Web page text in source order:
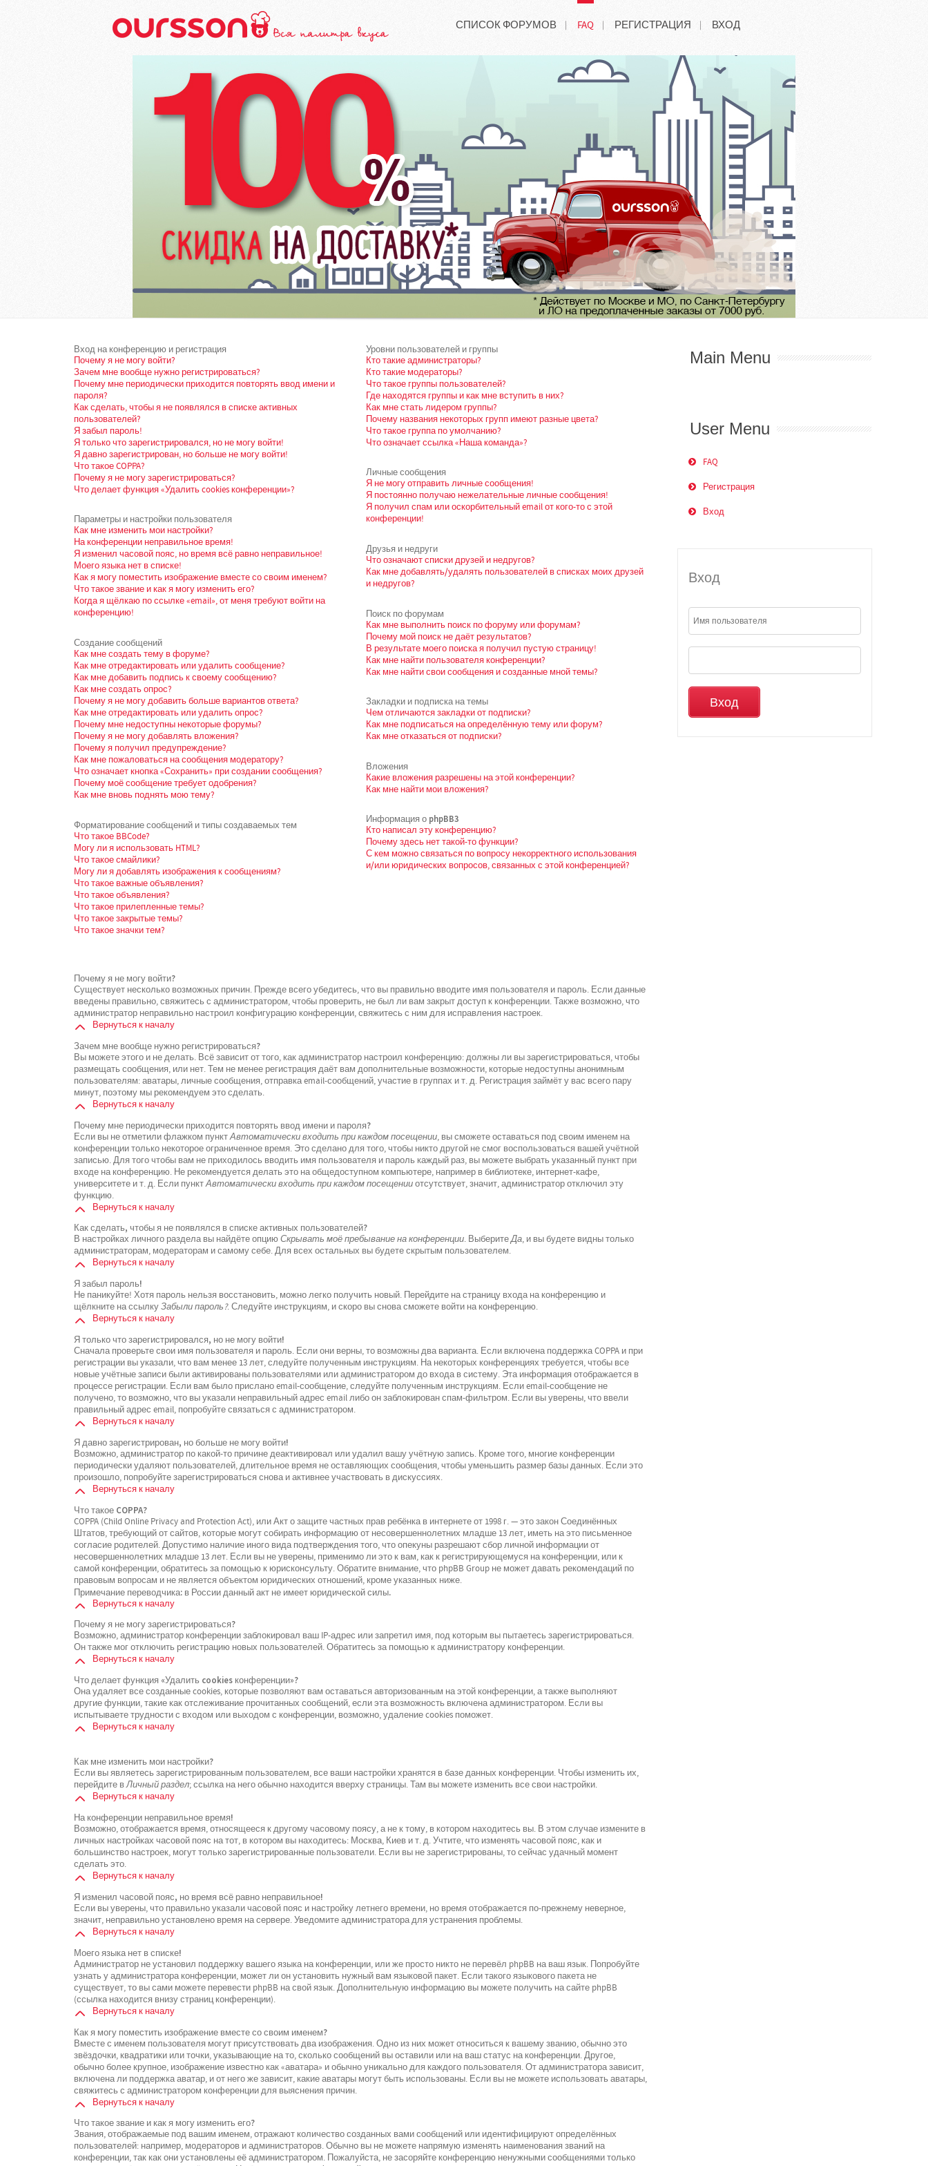
СПИСОК ФОРУМОВ FAQ РЕГИСТРАЦИЯ ВХОД
Вход на конференцию и регистрация
Почему я не могу войти?
Зачем мне вообще нужно регистрироваться?
Почему мне периодически приходится повторять ввод имени и
пароля?
Как сделать, чтобы я не появлялся в списке активных
пользователей?
Я забыл пароль!
Я только что зарегистрировался, но не могу войти!
Я давно зарегистрирован, но больше не могу войти!
Что такое COPPA?
Почему я не могу зарегистрироваться?
Что делает функция «Удалить cookies конференции»?
Параметры и настройки пользователя
Как мне изменить мои настройки?
На конференции неправильное время!
Я изменил часовой пояс, но время всё равно неправильное!
Моего языка нет в списке!
Как я могу поместить изображение вместе со своим именем?
Что такое звание и как я могу изменить его?
Когда я щёлкаю по ссылке «email», от меня требуют войти на
конференцию!
Создание сообщений
Как мне создать тему в форуме?
Как мне отредактировать или удалить сообщение?
Как мне добавить подпись к своему сообщению?
Как мне создать опрос?
Почему я не могу добавить больше вариантов ответа?
Как мне отредактировать или удалить опрос?
Почему мне недоступны некоторые форумы?
Почему я не могу добавлять вложения?
Почему я получил предупреждение?
Как мне пожаловаться на сообщения модератору?
Что означает кнопка «Сохранить» при создании сообщения?
Почему моё сообщение требует одобрения?
Как мне вновь поднять мою тему?
Форматирование сообщений и типы создаваемых тем
Что такое BBCode?
Могу ли я использовать HTML?
Что такое смайлики?
Могу ли я добавлять изображения к сообщениям?
Что такое важные объявления?
Что такое объявления?
Что такое прилепленные темы?
Что такое закрытые темы?
Что такое значки тем?
Уровни пользователей и группы
Кто такие администраторы?
Кто такие модераторы?
Что такое группы пользователей?
Где находятся группы и как мне вступить в них?
Как мне стать лидером группы?
Почему названия некоторых групп имеют разные цвета?
Что такое группа по умолчанию?
Что означает ссылка «Наша команда»?
Личные сообщения
Я не могу отправить личные сообщения!
Я постоянно получаю нежелательные личные сообщения!
Я получил спам или оскорбительный email от кого-то с этой
конференции!
Друзья и недруги
Что означают списки друзей и недругов?
Как мне добавлять/удалять пользователей в списках моих друзей
и недругов?
Поиск по форумам
Как мне выполнить поиск по форуму или форумам?
Почему мой поиск не даёт результатов?
В результате моего поиска я получил пустую страницу!
Как мне найти пользователя конференции?
Как мне найти свои сообщения и созданные мной темы?
Закладки и подписка на темы
Чем отличаются закладки от подписки?
Как мне подписаться на определённую тему или форум?
Как мне отказаться от подписки?
Вложения
Какие вложения разрешены на этой конференции?
Как мне найти мои вложения?
Информация о phpBB3
Кто написал эту конференцию?
Почему здесь нет такой-то функции?
С кем можно связаться по вопросу некорректного использования
и/или юридических вопросов, связанных с этой конференцией?
Почему я не могу войти?
Существует несколько возможных причин. Прежде всего убедитесь, что вы правильно вводите имя пользователя и пароль. Если данные
введены правильно, свяжитесь с администратором, чтобы проверить, не был ли вам закрыт доступ к конференции. Также возможно, что
администратор неправильно настроил конфигурацию конференции, свяжитесь с ним для исправления настроек.
Вернуться к началу
Зачем мне вообще нужно регистрироваться?
Вы можете этого и не делать. Всё зависит от того, как администратор настроил конференцию: должны ли вы зарегистрироваться, чтобы
размещать сообщения, или нет. Тем не менее регистрация даёт вам дополнительные возможности, которые недоступны анонимным
пользователям: аватары, личные сообщения, отправка email-сообщений, участие в группах и т. д. Регистрация займёт у вас всего пару
минут, поэтому мы рекомендуем это сделать.
Вернуться к началу
Почему мне периодически приходится повторять ввод имени и пароля?
Если вы не отметили флажком пунктАвтоматически входить при каждом посещении, вы сможете оставаться под своим именем на
конференции только некоторое ограниченное время. Это сделано для того, чтобы никто другой не смог воспользоваться вашей учётной
записью. Для того чтобы вам не приходилось вводить имя пользователя и пароль каждый раз, вы можете выбрать указанный пункт при
входе на конференцию. Не рекомендуется делать это на общедоступном компьютере, например в библиотеке, интернет-кафе,
университете и т. д. Если пунктАвтоматически входить при каждом посещенииотсутствует, значит, администратор отключил эту
функцию.
Вернуться к началу
Как сделать, чтобы я не появлялся в списке активных пользователей?
В настройках личного раздела вы найдёте опциюСкрывать моё пребывание на конференции. ВыберитеДа, и вы будете видны только
администраторам, модераторам и самому себе. Для всех остальных вы будете скрытым пользователем.
Вернуться к началу
Я забыл пароль!
Не паникуйте! Хотя пароль нельзя восстановить, можно легко получить новый. Перейдите на страницу входа на конференцию и
щёлкните на ссылкуЗабыли пароль?. Следуйте инструкциям, и скоро вы снова сможете войти на конференцию.
Вернуться к началу
Я только что зарегистрировался, но не могу войти!
Сначала проверьте свои имя пользователя и пароль. Если они верны, то возможны два варианта. Если включена поддержка COPPA и при
регистрации вы указали, что вам менее 13 лет, следуйте полученным инструкциям. На некоторых конференциях требуется, чтобы все
новые учётные записи были активированы пользователями или администратором до входа в систему. Эта информация отображается в
процессе регистрации. Если вам было прислано email-сообщение, следуйте полученным инструкциям. Если email-сообщение не
получено, то возможно, что вы указали неправильный адрес email либо он заблокирован спам-фильтром. Если вы уверены, что ввели
правильный адрес email, попробуйте связаться с администратором.
Вернуться к началу
Я давно зарегистрирован, но больше не могу войти!
Возможно, администратор по какой-то причине деактивировал или удалил вашу учётную запись. Кроме того, многие конференции
периодически удаляют пользователей, длительное время не оставляющих сообщения, чтобы уменьшить размер базы данных. Если это
произошло, попробуйте зарегистрироваться снова и активнее участвовать в дискуссиях.
Вернуться к началу
Что такое COPPA?
COPPA (Child Online Privacy and Protection Act), или Акт о защите частных прав ребёнка в интернете от 1998 г. — это закон Соединённых
Штатов, требующий от сайтов, которые могут собирать информацию от несовершеннолетних младше 13 лет, иметь на это письменное
согласие родителей. Допустимо наличие иного вида подтверждения того, что опекуны разрешают сбор личной информации от
несовершеннолетних младше 13 лет. Если вы не уверены, применимо ли это к вам, как к регистрирующемуся на конференции, или к
самой конференции, обратитесь за помощью к юрисконсульту. Обратите внимание, что phpBB Group не может давать рекомендаций по
правовым вопросам и не является объектом юридических отношений, кроме указанных ниже.
Примечание переводчика: в России данный акт не имеет юридической силы.
Вернуться к началу
Почему я не могу зарегистрироваться?
Возможно, администратор конференции заблокировал ваш IP-адрес или запретил имя, под которым вы пытаетесь зарегистрироваться.
Он также мог отключить регистрацию новых пользователей. Обратитесь за помощью к администратору конференции.
Вернуться к началу
Что делает функция «Удалить cookies конференции»?
Она удаляет все созданные cookies, которые позволяют вам оставаться авторизованным на этой конференции, а также выполняют
другие функции, такие как отслеживание прочитанных сообщений, если эта возможность включена администратором. Если вы
испытываете трудности с входом или выходом с конференции, возможно, удаление cookies поможет.
Вернуться к началу
Как мне изменить мои настройки?
Если вы являетесь зарегистрированным пользователем, все ваши настройки хранятся в базе данных конференции. Чтобы изменить их,
перейдите вЛичный раздел; ссылка на него обычно находится вверху страницы. Там вы можете изменить все свои настройки.
Вернуться к началу
На конференции неправильное время!
Возможно, отображается время, относящееся к другому часовому поясу, а не к тому, в котором находитесь вы. В этом случае измените в
личных настройках часовой пояс на тот, в котором вы находитесь: Москва, Киев и т. д. Учтите, что изменять часовой пояс, как и
большинство настроек, могут только зарегистрированные пользователи. Если вы не зарегистрированы, то сейчас удачный момент
сделать это.
Вернуться к началу
Я изменил часовой пояс, но время всё равно неправильное!
Если вы уверены, что правильно указали часовой пояс и настройку летнего времени, но время отображается по-прежнему неверное,
значит, неправильно установлено время на сервере. Уведомите администратора для устранения проблемы.
Вернуться к началу
Моего языка нет в списке!
Администратор не установил поддержку вашего языка на конференции, или же просто никто не перевёл phpBB на ваш язык. Попробуйте
узнать у администратора конференции, может ли он установить нужный вам языковой пакет. Если такого языкового пакета не
существует, то вы сами можете перевести phpBB на свой язык. Дополнительную информацию вы можете получить на сайте phpBB
(ссылка находится внизу страниц конференции).
Вернуться к началу
Как я могу поместить изображение вместе со своим именем?
Вместе с именем пользователя могут присутствовать два изображения. Одно из них может относиться к вашему званию, обычно это
звёздочки, квадратики или точки, указывающие на то, сколько сообщений вы оставили или на ваш статус на конференции. Другое,
обычно более крупное, изображение известно как «аватара» и обычно уникально для каждого пользователя. От администратора зависит,
включена ли поддержка аватар, и от него же зависит, какие аватары могут быть использованы. Если вы не можете использовать аватары,
свяжитесь с администратором конференции для выяснения причин.
Вернуться к началу
Что такое звание и как я могу изменить его?
Звания, отображаемые под вашим именем, отражают количество созданных вами сообщений или идентифицируют определённых
пользователей: например, модераторов и администраторов. Обычно вы не можете напрямую изменять наименования званий на
конференции, так как они установлены её администратором. Пожалуйста, не засоряйте конференцию ненужными сообщениями только
Main Menu
User Menu
FAQ
Регистрация
Вход
Вход